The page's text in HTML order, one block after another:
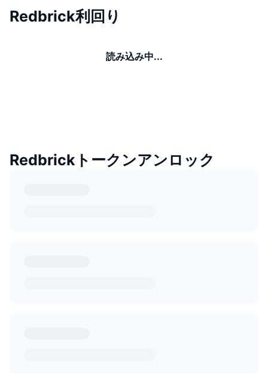
Redbrick利回り
読み込み中...
Redbrickトークンアンロック